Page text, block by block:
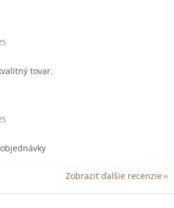
obchodu je 5 z 5 hviezdičiek.
tovar.
obchodu je 5 z 5 hviezdičiek.
Zobraziť ďalšie recenzie